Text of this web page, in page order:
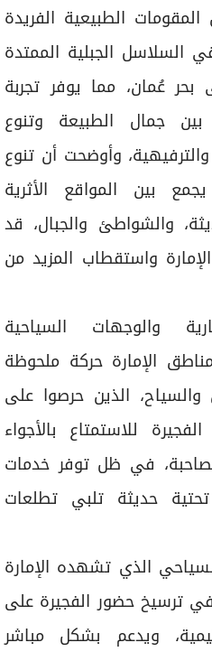
الطبيعية الفريدة
السلاسل الجبلية الممتدة
عُمان، مما يوفر تجربة
جمال الطبيعة وتنوع
وأوضحت أن تنوع
بين المواقع الأثرية
والشواطئ والجبال، قد
واستقطاب المزيد من
والوجهات السياحية
الإمارة حركة ملحوظة
الذين حرصوا على
للاستمتاع بالأجواء
في ظل توفر خدمات
حديثة تلبي تطلعات
الذي تشهده الإمارة
ترسيخ حضور الفجيرة على
ويدعم بشكل مباشر